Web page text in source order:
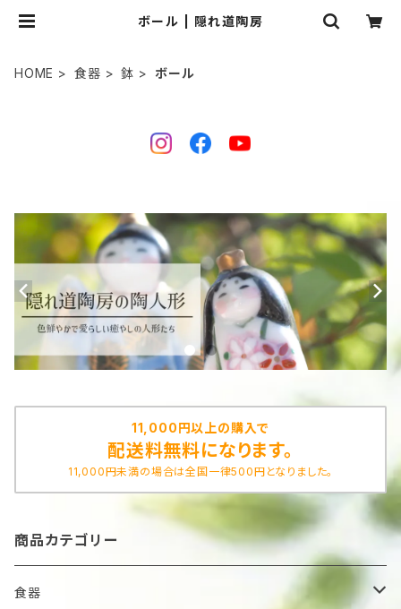
ボール | 隠れ道陶房
HOME 食器 鉢 ボール
11,000円以上の購入で
配送料無料になります。
11,000円未満の場合は全国一律500円となりました。
商品カテゴリー
食器